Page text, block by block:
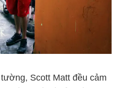
Scott Matt đều cảm